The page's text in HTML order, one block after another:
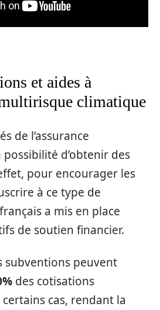
et aides à
climatique
de l’assurance
d’obtenir des
pour encourager les
à ce type de
a mis en place
de soutien financier.
subventions peuvent
des cotisations
certains cas, rendant la